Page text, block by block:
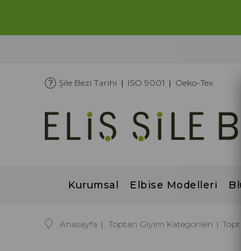
Şile Bezi Tarihi | ISO 9001 | Oeko-Tex
Kurumsal Elbise Modelleri
Anasayfa Toptan Giyim Kategorileri